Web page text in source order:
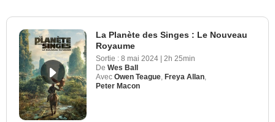
La Planète des Singes : Le Nouveau
Royaume
Sortie : 8 mai 2024 | 2h 25min
De Wes Ball
Avec Owen Teague Freya Allan
Peter Macon